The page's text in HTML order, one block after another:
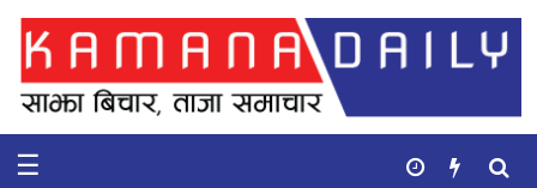
गृहपृष्ठ
समाचार
☰